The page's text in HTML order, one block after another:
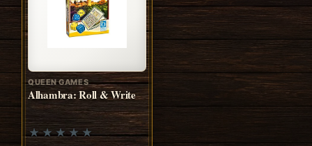
QUEEN GAMES
Alhambra: Roll & Write